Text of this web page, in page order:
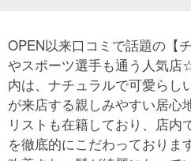
OPEN以来口コミで話題の【
やスポーツ選手も通う人気
内は、ナチュラルで可愛ら
が来店する親しみやすい居
リストも在籍しており、店内
を徹底的にこだわっておりま